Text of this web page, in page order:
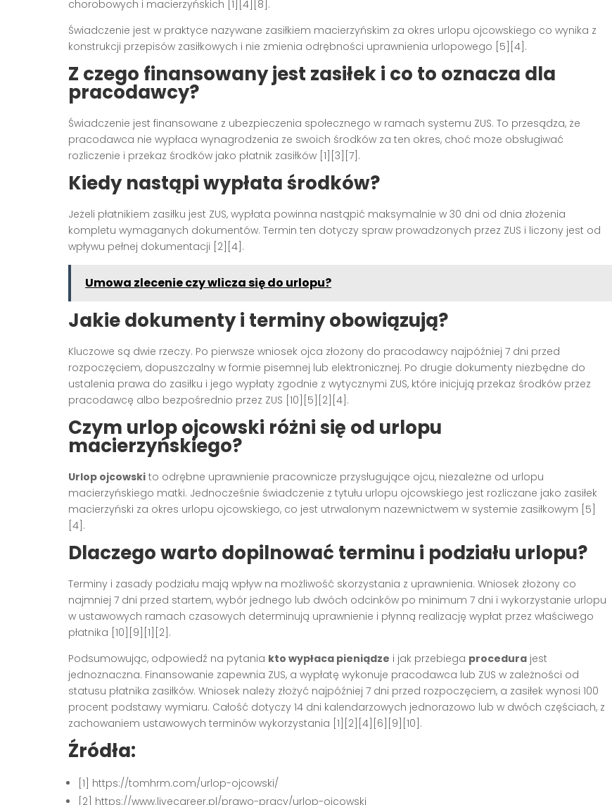
chorobowych i macierzyńskich [1][4][8].
Świadczenie jest w praktyce nazywane zasiłkiem macierzyńskim za okres urlopu ojcowskiego co wynika z
konstrukcji przepisów zasiłkowych i nie zmienia odrębności uprawnienia urlopowego [5][4].
Z czego finansowany jest zasiłek i co to oznacza dla
pracodawcy?
Świadczenie jest finansowane z ubezpieczenia społecznego w ramach systemu ZUS. To przesądza, że
pracodawca nie wypłaca wynagrodzenia ze swoich środków za ten okres, choć może obsługiwać
rozliczenie i przekaz środków jako płatnik zasiłków [1][3][7].
Kiedy nastąpi wypłata środków?
Jeżeli płatnikiem zasiłku jest ZUS, wypłata powinna nastąpić maksymalnie w 30 dni od dnia złożenia
kompletu wymaganych dokumentów. Termin ten dotyczy spraw prowadzonych przez ZUS i liczony jest od
wpływu pełnej dokumentacji [2][4].
Umowa zlecenie czy wlicza się do urlopu?
Jakie dokumenty i terminy obowiązują?
Kluczowe są dwie rzeczy. Po pierwsze wniosek ojca złożony do pracodawcy najpóźniej 7 dni przed
rozpoczęciem, dopuszczalny w formie pisemnej lub elektronicznej. Po drugie dokumenty niezbędne do
ustalenia prawa do zasiłku i jego wypłaty zgodnie z wytycznymi ZUS, które inicjują przekaz środków przez
pracodawcę albo bezpośrednio przez ZUS [10][5][2][4].
Czym urlop ojcowski różni się od urlopu
macierzyńskiego?
Urlop ojcowski to odrębne uprawnienie pracownicze przysługujące ojcu, niezależne od urlopu
macierzyńskiego matki. Jednocześnie świadczenie z tytułu urlopu ojcowskiego jest rozliczane jako zasiłek
macierzyński za okres urlopu ojcowskiego, co jest utrwalonym nazewnictwem w systemie zasiłkowym [5]
[4].
Dlaczego warto dopilnować terminu i podziału urlopu?
Terminy i zasady podziału mają wpływ na możliwość skorzystania z uprawnienia. Wniosek złożony co
najmniej 7 dni przed startem, wybór jednego lub dwóch odcinków po minimum 7 dni i wykorzystanie urlopu
w ustawowych ramach czasowych determinują uprawnienie i płynną realizację wypłat przez właściwego
płatnika [10][9][1][2].
Podsumowując, odpowiedź na pytania kto wypłaca pieniądze i jak przebiega procedura jest
jednoznaczna. Finansowanie zapewnia ZUS, a wypłatę wykonuje pracodawca lub ZUS w zależności od
statusu płatnika zasiłków. Wniosek należy złożyć najpóźniej 7 dni przed rozpoczęciem, a zasiłek wynosi 100
procent podstawy wymiaru. Całość dotyczy 14 dni kalendarzowych jednorazowo lub w dwóch częściach, z
zachowaniem ustawowych terminów wykorzystania [1][2][4][6][9][10].
Źródła:
[1] https://tomhrm.com/urlop-ojcowski/
[2] https://www.livecareer.pl/prawo-pracy/urlop-ojcowski